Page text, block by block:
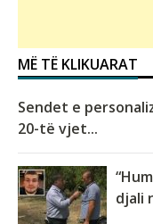
MË TË KLIKUARAT
Sendet e
20-të vjet...
djali